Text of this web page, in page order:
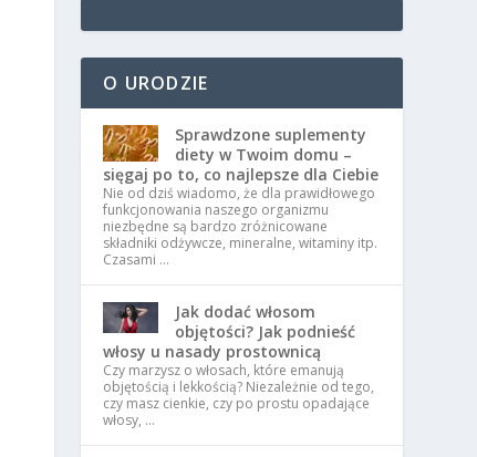
O URODZIE
Sprawdzone suplementy
diety w Twoim domu –
sięgaj po to, co najlepsze dla Ciebie
Nie od dziś wiadomo, że dla prawidłowego
funkcjonowania naszego organizmu
niezbędne są bardzo zróżnicowane
składniki odżywcze, mineralne, witaminy itp.
Czasami …
Jak dodać włosom
objętości? Jak podnieść
włosy u nasady prostownicą
Czy marzysz o włosach, które emanują
objętością i lekkością? Niezależnie od tego,
czy masz cienkie, czy po prostu opadające
włosy, …